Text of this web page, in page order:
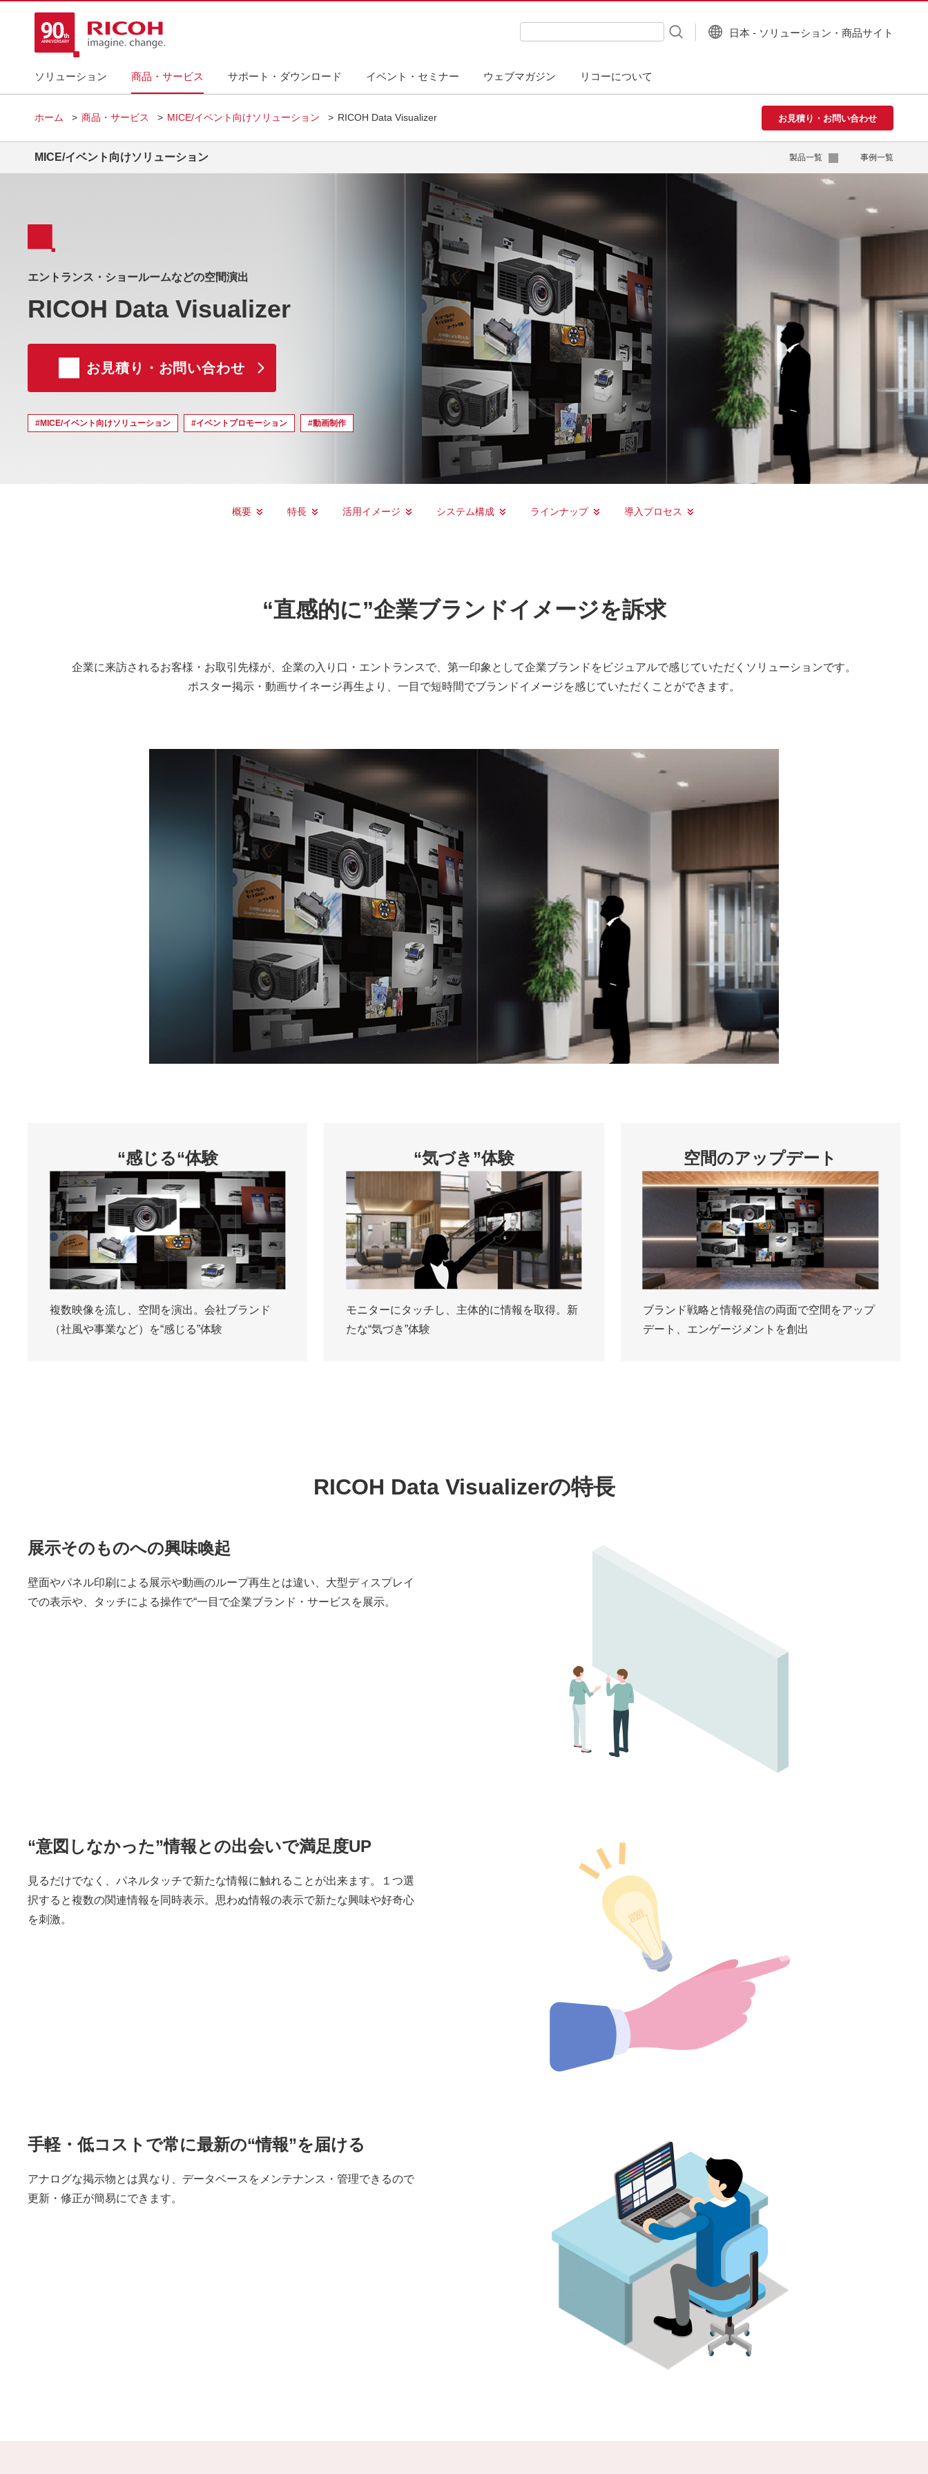
ソリューション 商品・サービス サポート・ダウンロード イベント・セミナー ウェブマガジン リコーについて
検索キーワード入力
日本 - ソリューション・商品サイト
ホーム 商品・サービス MICE/イベント向けソリューション RICOH Data Visualizer お見積り・お問い合わせ
MICE/イベント向けソリューション 製品一覧 事例一覧
エントランス・ショールームなどの空間演出
RICOH Data Visualizer
お見積り・お問い合わせ
#MICE/イベント向けソリューション #イベントプロモーション #動画制作
概要 特長 活用イメージ システム構成 ラインナップ 導入プロセス
“直感的に”企業ブランドイメージを訴求
企業に来訪されるお客様・お取引先様が、企業の入り口・エントランスで、第一印象として企業ブランドをビジュアルで感じていただくソリューションです。
ポスター掲示・動画サイネージ再生より、一目で短時間でブランドイメージを感じていただくことができます。
“感じる“体験
複数映像を流し、空間を演出。会社ブランド
（社風や事業など）を“感じる”体験
“気づき”体験
モニターにタッチし、主体的に情報を取得。新
たな“気づき”体験
空間のアップデート
ブランド戦略と情報発信の両面で空間をアップ
デート、エンゲージメントを創出
RICOH Data Visualizerの特長
展示そのものへの興味喚起
壁面やパネル印刷による展示や動画のループ再生とは違い、大型ディスプレイ
での表示や、タッチによる操作で“一目で企業ブランド・サービスを展示。
“意図しなかった”情報との出会いで満足度UP
見るだけでなく、パネルタッチで新たな情報に触れることが出来ます。１つ選
択すると複数の関連情報を同時表示。思わぬ情報の表示で新たな興味や好奇心
を刺激。
手軽・低コストで常に最新の“情報”を届ける
アナログな掲示物とは異なり、データベースをメンテナンス・管理できるので
更新・修正が簡易にできます。